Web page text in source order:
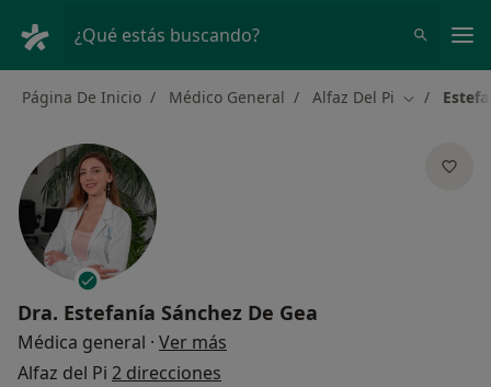
¿Qué estás buscando?
Página De Inicio Médico General Alfaz Del Pi Cambiar
Dra. Estefanía Sánchez De Gea
Médica general · Ver más
Alfaz del Pi 2 direcciones